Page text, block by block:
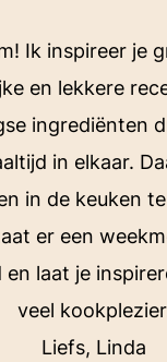
Ik inspireer je
en lekkere
ingrediënten
in elkaar.
in de keuken
er een
en laat je
veel
Liefs, Linda